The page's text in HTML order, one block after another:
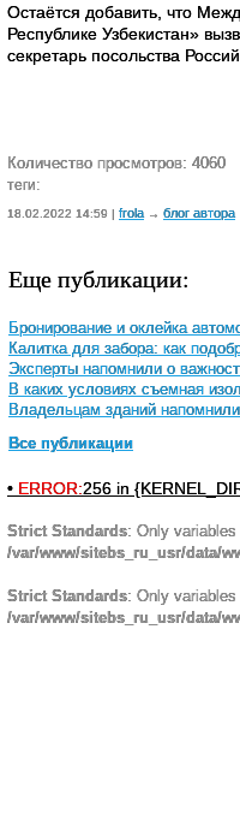
Остаётся добавить, что
Республике Узбекистан»
секретарь посольства
Количество просмотров: 4060
теги:
18.02.2022 14:59 | frola → блог автора
Еще публикации:
Бронирование и оклейка
Калитка для забора: как
Эксперты напомнили о
В каких условиях съемная
Владельцам зданий напомнили
Все публикации
• ERROR:256 in
Strict Standards: Only
/var/www/sitebs_ru_usr/data/
Strict Standards: Only
/var/www/sitebs_ru_usr/data/